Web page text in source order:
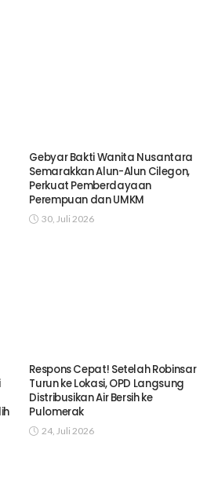
Gebyar Bakti Wanita Nusantara
Semarakkan Alun-Alun Cilegon,
Perkuat Pemberdayaan
Perempuan dan UMKM
30, Juli 2026
Respons Cepat! Setelah Robinsar
Turun ke Lokasi, OPD Langsung
Distribusikan Air Bersih ke
Pulomerak
24, Juli 2026